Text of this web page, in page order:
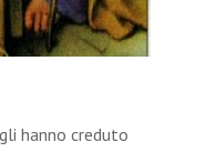
hanno creduto